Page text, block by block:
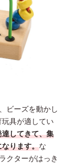
ビーズを動かし
具が適してい
してきて、集
ります。な
クターがはっき